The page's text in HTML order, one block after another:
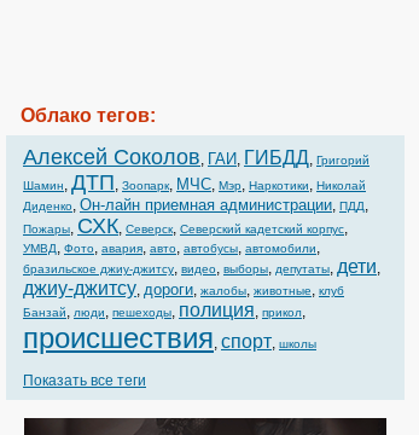
Облако тегов:
Алексей Соколов, ГАИ, ГИБДД, Григорий
Шамин, ДТП, Зоопарк, МЧС, Мэр, Наркотики, Николай
Диденко, Он-лайн приемная администрации, ПДД,
Пожары, СХК, Северск, Северский кадетский корпус,
УМВД, Фото, авария, авто, автобусы, автомобили,
бразильское джиу-джитсу, видео, выборы, депутаты, дети,
джиу-джитсу, дороги, жалобы, животные, клуб
Банзай, люди, пешеходы, полиция, прикол,
происшествия, спорт, школы
Показать все теги